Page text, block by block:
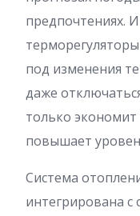
предпочтениях.
под изменения
даже
только экономит
повышает
Система
интегрирована с